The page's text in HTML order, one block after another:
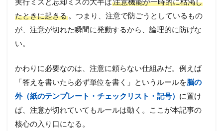
たときに起きる 。つまり、注意で防ごうとしているもの
が、注意が切れた瞬間に発動するから、論理的に防げな
い。
かわりに必要なのは、注意に頼らない仕組みだ。例えば
「答えを書いたら必ず単位を書く」というルールを脳の
外（紙のテンプレート・チェックリスト・記号） に置け
ば、注意が切れていてもルールは動く。ここが本記事の
核心の入り口になる。